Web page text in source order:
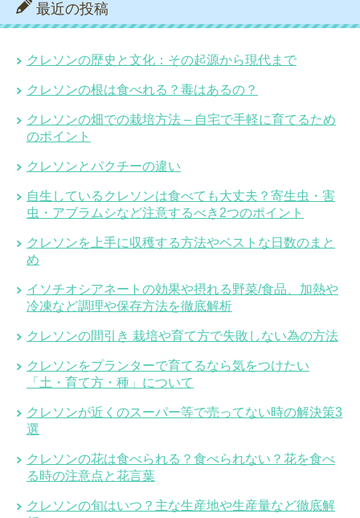
最近の投稿
クレソンの歴史と文化：その起源から現代まで
クレソンの根は食べれる？毒はあるの？
クレソンの畑での栽培方法 – 自宅で手軽に育てるため
のポイント
クレソンとパクチーの違い
自生しているクレソンは食べても大丈夫？寄生虫・害
虫・アブラムシなど注意するべき2つのポイント
クレソンを上手に収穫する方法やベストな日数のまと
め
イソチオシアネートの効果や摂れる野菜/食品、加熱や
冷凍など調理や保存方法を徹底解析
クレソンの間引き 栽培や育て方で失敗しない為の方法
クレソンをプランターで育てるなら気をつけたい
「土・育て方・種」について
クレソンが近くのスーパー等で売ってない時の解決策3
選
クレソンの花は食べられる？食べられない？花を食べ
る時の注意点と花言葉
クレソンの旬はいつ？主な生産地や生産量など徹底解